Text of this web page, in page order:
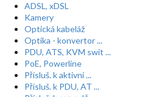
ADSL, xDSL
Kamery
Optická kabeláž
Optika - konvertor ...
PDU, ATS, KVM swit ...
PoE, Powerline
Přísluš. k aktivní ...
Přísluš. k PDU, AT ...